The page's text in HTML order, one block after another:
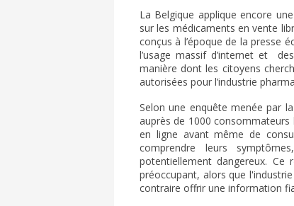
La Belgique applique encore
sur les médicaments en vente
conçus à l’époque de la presse
l’usage massif d’internet et
manière dont les citoyens
autorisées pour l’industrie
Selon une enquête menée par
auprès de 1000
en ligne avant même de
comprendre leurs
potentiellement dangereux.
préoccupant, alors que
contraire offrir une information